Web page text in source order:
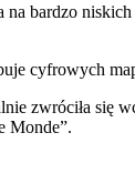
bardzo
cyfrowych
zwróciła
Monde”.